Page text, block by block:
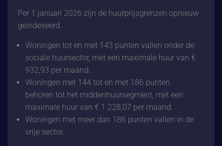
Per 1 januari 2026 zijn de huurprijsgrenzen opnieuw
geïndexeerd.
Woningen tot en met 143 punten vallen onder de
sociale huursector, met een maximale huur van €
932,93 per maand.
Woningen met 144 tot en met 186 punten
behoren tot het middenhuursegment, met een
maximale huur van € 1.228,07 per maand.
Woningen met meer dan 186 punten vallen in de
vrije sector.